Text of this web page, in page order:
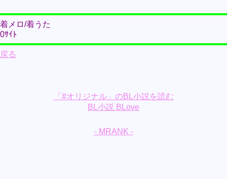
着メロ/着うた
0ｻｲﾄ
戻る
「#オリジナル」のBL小説を読む
BL小説 BLove
- MRANK -